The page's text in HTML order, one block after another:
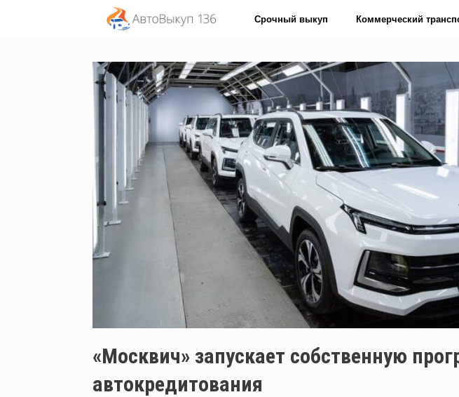
Срочный выкуп Коммерческий
«Москвич» запускает собственную
автокредитования